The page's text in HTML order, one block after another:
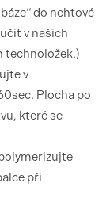
do nehtové
v našich
technoložek.)
v
Plocha po
které se
při